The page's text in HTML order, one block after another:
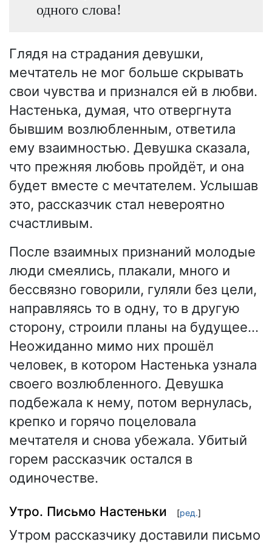
одного слова!
Глядя на страдания девушки,
мечтатель не мог больше скрывать
свои чувства и признался ей в любви.
Настенька, думая, что отвергнута
бывшим возлюбленным, ответила
ему взаимностью. Девушка сказала,
что прежняя любовь пройдёт, и она
будет вместе с мечтателем. Услышав
это, рассказчик стал невероятно
счастливым.
После взаимных признаний молодые
люди смеялись, плакали, много и
бессвязно говорили, гуляли без цели,
направляясь то в одну, то в другую
сторону, строили планы на будущее…
Неожиданно мимо них прошёл
человек, в котором Настенька узнала
своего возлюбленного. Девушка
подбежала к нему, потом вернулась,
крепко и горячо поцеловала
мечтателя и снова убежала. Убитый
горем рассказчик остался в
одиночестве.
Утро. Письмо Настеньки [ред.]
Утром рассказчику доставили письмо